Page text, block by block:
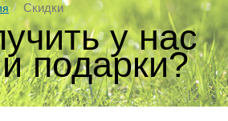
Скидки
у нас
подарки?